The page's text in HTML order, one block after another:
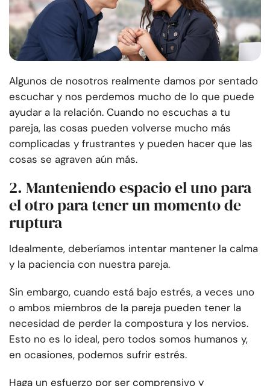
Algunos de nosotros realmente damos por sentado
escuchar y nos perdemos mucho de lo que puede
ayudar a la relación. Cuando no escuchas a tu
pareja, las cosas pueden volverse mucho más
complicadas y frustrantes y pueden hacer que las
cosas se agraven aún más.
2. Manteniendo espacio el uno para
el otro para tener un momento de
ruptura
Idealmente, deberíamos intentar mantener la calma
y la paciencia con nuestra pareja.
Sin embargo, cuando está bajo estrés, a veces uno
o ambos miembros de la pareja pueden tener la
necesidad de perder la compostura y los nervios.
Esto no es lo ideal, pero todos somos humanos y,
en ocasiones, podemos sufrir estrés.
Haga un esfuerzo por ser comprensivo y